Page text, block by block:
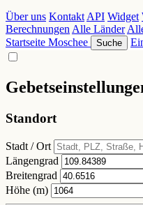
Über uns KontaktAPI Widget
BerechnungenAlle Länder
Startseite Moschee Suche
Standort
Stadt / Ort
Längengrad
Breitengrad
Höhe (m)